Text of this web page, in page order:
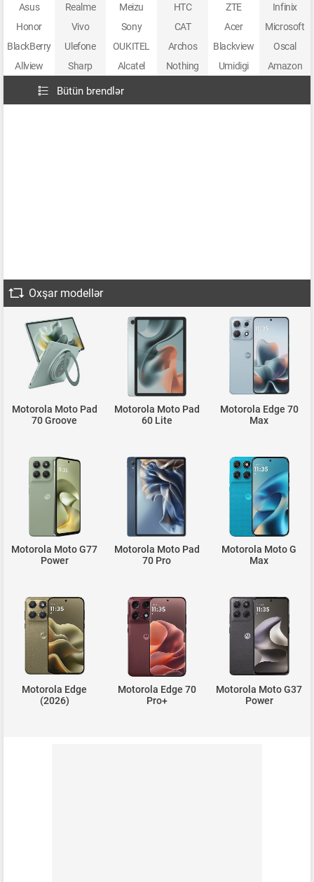
Asus
Realme Meizu HTC ZTE
Infinix
Honor
Vivo Sony CAT Acer
Microsoft
BlackBerry
Ulefone OUKITEL Archos Blackview
Oscal
Allview
Sharp Alcatel Nothing Umidigi Amazon
Bütün brendlər
Oxşar modellər
Motorola Moto Pad
70 Groove
Motorola Moto Pad
60 Lite
Motorola Edge 70
Max
Motorola Moto G77
Power
Motorola Moto Pad
70 Pro
Motorola Moto G
Max
Motorola Edge
(2026)
Motorola Edge 70
Pro+
Motorola Moto G37
Power